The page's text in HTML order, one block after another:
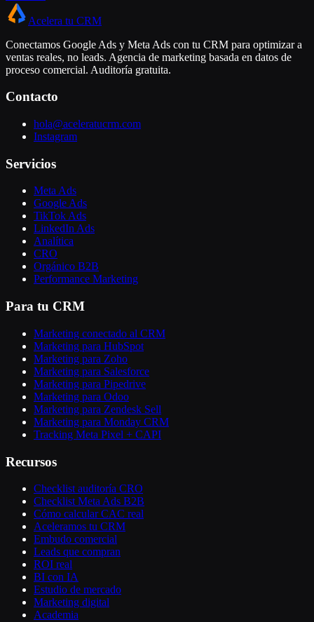
Acelera tu CRM
Conectamos Google Ads y Meta Ads con tu CRM para optimizar a
ventas reales, no leads. Agencia de marketing basada en datos de
proceso comercial. Auditoría gratuita.
Contacto
hola@aceleratucrm.com
Instagram
Servicios
Meta Ads
Google Ads
TikTok Ads
LinkedIn Ads
Analítica
CRO
Orgánico B2B
Performance Marketing
Para tu CRM
Marketing conectado al CRM
Marketing para HubSpot
Marketing para Zoho
Marketing para Salesforce
Marketing para Pipedrive
Marketing para Odoo
Marketing para Zendesk Sell
Marketing para Monday CRM
Tracking Meta Pixel + CAPI
Recursos
Checklist auditoría CRO
Checklist Meta Ads B2B
Cómo calcular CAC real
Aceleramos tu CRM
Embudo comercial
Leads que compran
ROI real
BI con IA
Estudio de mercado
Marketing digital
Academia